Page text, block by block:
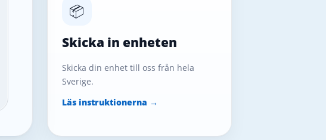
📦
Skicka in enheten
Skicka din enhet till oss från hela
Sverige.
Läs instruktionerna →